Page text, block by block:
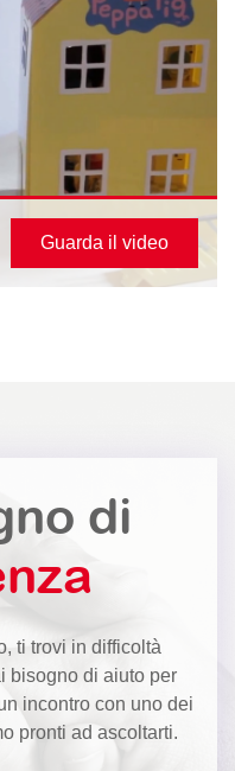
Guarda il video
di
ti trovi in difficoltà
bisogno di aiuto per
incontro con uno dei
pronti ad ascoltarti.